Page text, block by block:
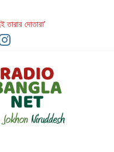
তারার দোতারা’
গল্প
উদযাপন
Film That Challenges